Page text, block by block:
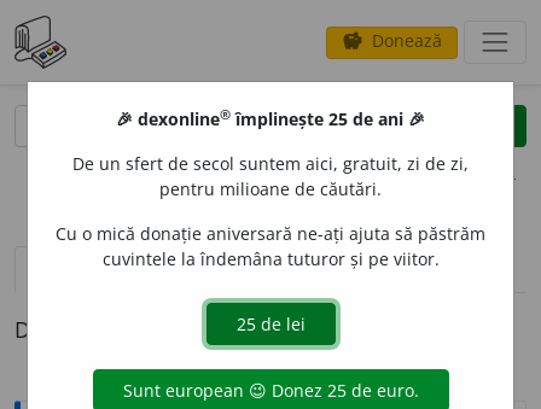
savings Donează
clear
opțiuni
definiții (1) pronunțievolume_up (50)
Definiția cu ID-ul 933123:
🎉 dexonline® împlinește 25 de ani 🎉
De un sfert de secol suntem aici, gratuit, zi de zi,
pentru milioane de căutări.
Cu o mică donație aniversară ne-ați ajuta să păstrăm
cuvintele la îndemâna tuturor și pe viitor.